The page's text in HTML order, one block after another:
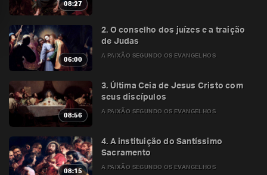
08:27
06:00
2. O conselho dos juízes e a traição
de Judas
A PAIXÃO SEGUNDO OS EVANGELHOS
08:56
3. Última Ceia de Jesus Cristo com
seus discípulos
A PAIXÃO SEGUNDO OS EVANGELHOS
08:15
4. A instituição do Santíssimo
Sacramento
A PAIXÃO SEGUNDO OS EVANGELHOS